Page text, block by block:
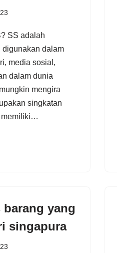
SS adalah
digunakan dalam
media sosial,
dalam dunia
mengira
singkatan
memiliki…
yang
singapura